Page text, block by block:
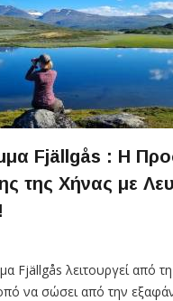
Fjällgås : Η
της Χήνας με
Fjällgås λειτουργεί από τη
να σώσει από την